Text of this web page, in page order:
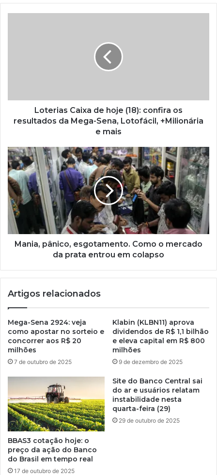
Loterias Caixa de hoje (18): confira os
resultados da Mega-Sena, Lotofácil, +Milionária
e mais
Mania, pânico, esgotamento. Como o mercado
da prata entrou em colapso
Artigos relacionados
Mega-Sena 2924: veja
como apostar no sorteio e
concorrer aos R$ 20
milhões
7 de outubro de 2025
Klabin (KLBN11) aprova
dividendos de R$ 1,1 bilhão
e eleva capital em R$ 800
milhões
9 de dezembro de 2025
BBAS3 cotação hoje: o
preço da ação do Banco
do Brasil em tempo real
17 de outubro de 2025
Site do Banco Central sai
do ar e usuários relatam
instabilidade nesta
quarta-feira (29)
29 de outubro de 2025